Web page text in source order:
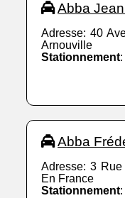
Abba
Adresse: 40
Arnouville
Stationnement
Abba
Adresse: 3
En France
Stationnement